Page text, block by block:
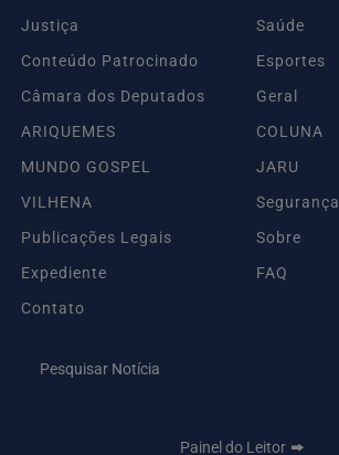
Justiça
Saúde
Conteúdo Patrocinado
Esportes
Câmara dos Deputados
Geral
ARIQUEMES
COLUNA
MUNDO GOSPEL
JARU
VILHENA
Segurança
Publicações Legais
Sobre
Expediente
FAQ
Contato
Pesquisar Notícia
Painel do Leitor